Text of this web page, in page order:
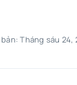
Tháng sáu 24,